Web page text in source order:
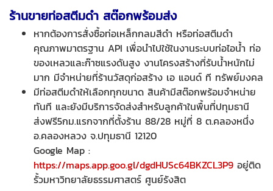
ร้านขายท่อสตีมดำ สต๊อกพร้อมส่ง
หากต้องการสั่งซื้อท่อเหล็กกลมสีดำ หรือท่อสตีมดำ
คุณภาพมาตรฐาน API เพื่อนำไปใช้ในงานระบบท่อไอน้ำ ท่อ
ของเหลวและก๊าซแรงดันสูง งานโครงสร้างที่รับน้ำหนักไม่
มาก มีจำหน่ายที่ร้านวัสดุก่อสร้าง เอ แอนด์ ที ทรัพย์มงคล
มีท่อสตีมดำให้เลือกทุกขนาด สินค้ามีสต๊อกพร้อมจำหน่าย
ทันที และยังมีบริการจัดส่งสำหรับลูกค้าในพื้นที่ปทุมธานี
ส่งฟรี5กม.แรกจากที่ตั้งร้าน 88/28 หมู่ที่ 8 ต.คลองหนึ่ง
อ.คลองหลวง จ.ปทุมธานี 12120
Google Map :
https://maps.app.goo.gl/dgdHUSc64BKZCL3P9 อยู่ติด
รั้วมหาวิทยาลัยธรรมศาสตร์ ศูนย์รังสิต